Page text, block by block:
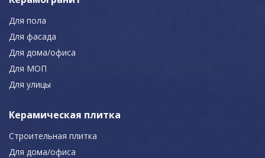
Для пола
Для фасада
Для дома/офиса
Для МОП
Для улицы
Керамическая плитка
Строительная плитка
Для дома/офиса